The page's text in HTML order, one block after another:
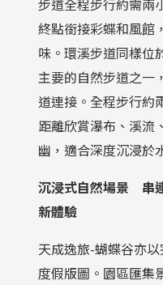
步道全程步行約需兩
終點銜接彩蝶和風館
味。環溪步道同樣位
主要的自然步道之一
道連接。全程步行約
距離欣賞瀑布、溪流
幽，適合深度沉浸於
沉浸式自然場景 串
新體驗
天成逸旅-蝴蝶谷亦
度假版圖。園區匯集